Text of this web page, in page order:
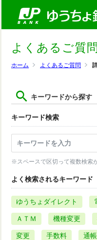
ホーム よくあるご質問
よくあるご質問
キーワードから探す
キーワード検索
※スペースで区切って複数検索
よく検索されるキーワード
ゆうちょダイレクト
ＡＴＭ 機種変更
変更 手数料 通